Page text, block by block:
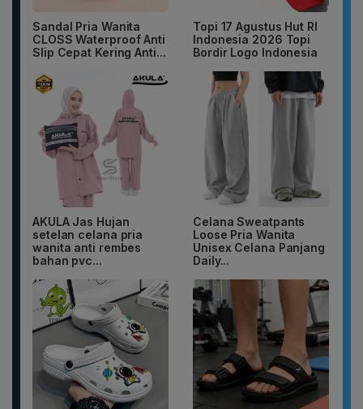
Sandal Pria Wanita
CLOSS Waterproof Anti
Slip Cepat Kering Anti...
Topi 17 Agustus Hut RI
Indonesia 2026 Topi
Bordir Logo Indonesia
AKULA Jas Hujan
setelan celana pria
wanita anti rembes
bahan pvc...
Celana Sweatpants
Loose Pria Wanita
Unisex Celana Panjang
Daily...